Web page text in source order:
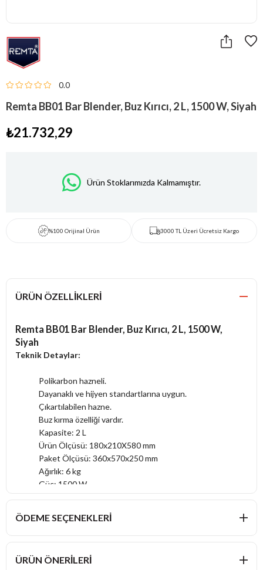
0.0
Remta BB01 Bar Blender, Buz Kırıcı, 2 L, 1500 W, Siyah
₺21.732,29
Ürün Stoklarımızda Kalmamıştır.
%100 Orijinal Ürün 3000 TL Üzeri Ücretsiz Kargo
ÜRÜN ÖZELLIKLERI
Remta BB01 Bar Blender, Buz Kırıcı, 2 L, 1500 W,
Siyah
Teknik Detaylar:
Polikarbon hazneli.
Dayanaklı ve hijyen standartlarına uygun.
Çıkartılabilen hazne.
Buz kırma özelliği vardır.
Kapasite: 2 L
Ürün Ölçüsü: 180x210X580 mm
Paket Ölçüsü: 360x570x250 mm
Ağırlık: 6 kg
Güç: 1500 W
ÖDEME SEÇENEKLERI
ÜRÜN ÖNERILERI